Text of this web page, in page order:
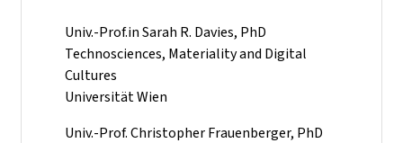
Univ.-Prof.in Sarah R. Davies, PhD
Technosciences, Materiality and Digital
Cultures
Universität Wien
Univ.-Prof. Christopher Frauenberger, PhD